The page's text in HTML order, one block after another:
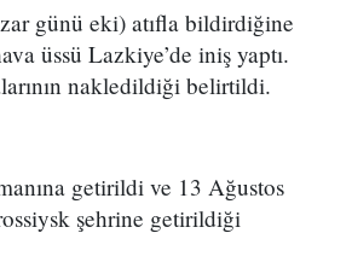
günü eki) atıfla bildirdiğine
üssü Lazkiye’de iniş yaptı.
nakledildiği belirtildi.
getirildi ve 13 Ağustos
şehrine getirildiği